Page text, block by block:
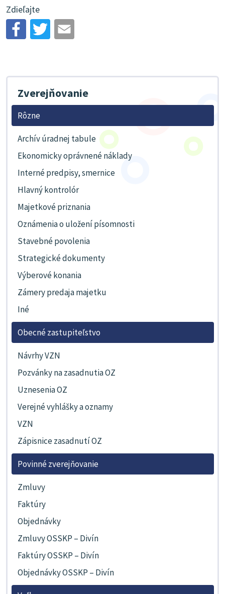
Zdieľajte
Zverejňovanie
Rôzne
Archív úradnej tabule
Ekonomicky oprávnené náklady
Interné predpisy, smernice
Hlavný kontrolór
Majetkové priznania
Oznámenia o uložení písomnosti
Stavebné povolenia
Strategické dokumenty
Výberové konania
Zámery predaja majetku
Iné
Obecné zastupiteľstvo
Návrhy VZN
Pozvánky na zasadnutia OZ
Uznesenia OZ
Verejné vyhlášky a oznamy
VZN
Zápisnice zasadnutí OZ
Povinné zverejňovanie
Zmluvy
Faktúry
Objednávky
Zmluvy OSSKP – Divín
Faktúry OSSKP – Divín
Objednávky OSSKP – Divín